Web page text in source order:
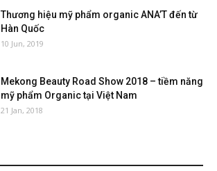
Thương hiệu mỹ phẩm organic ANA’T đến từ
Hàn Quốc
10 Jun, 2019
Mekong Beauty Road Show 2018 – tiềm năng
mỹ phẩm Organic tại Việt Nam
21 Jan, 2018